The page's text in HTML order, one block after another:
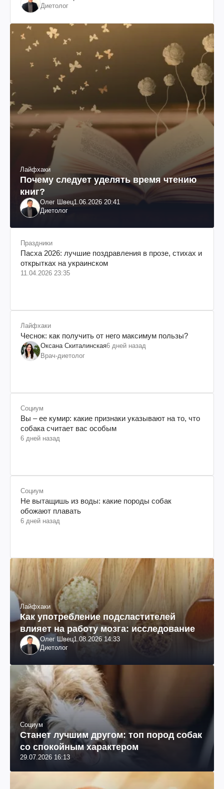
Диетолог
Лайфхаки
Почему следует уделять время чтению
книг?
Олег Швец1.06.2026 20:41
Диетолог
Праздники
Пасха 2026: лучшие поздравления в прозе, стихах и
открытках на украинском
11.04.2026 23:35
Лайфхаки
Чеснок: как получить от него максимум пользы?
Оксана Скиталинская6 дней назад
Врач-диетолог
Социум
Вы – ее кумир: какие признаки указывают на то, что
собака считает вас особым
6 дней назад
Социум
Не вытащишь из воды: какие породы собак
обожают плавать
6 дней назад
Лайфхаки
Как употребление подсластителей
влияет на работу мозга: исследование
Олег Швец1.08.2026 14:33
Диетолог
Социум
Станет лучшим другом: топ пород собак
со спокойным характером
29.07.2026 16:13